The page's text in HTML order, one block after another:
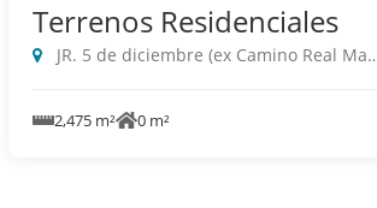
Terrenos Residenciales
JR. 5 de diciembre (ex Camino Real Manu, Santa Maria
2,475 m² 0 m²